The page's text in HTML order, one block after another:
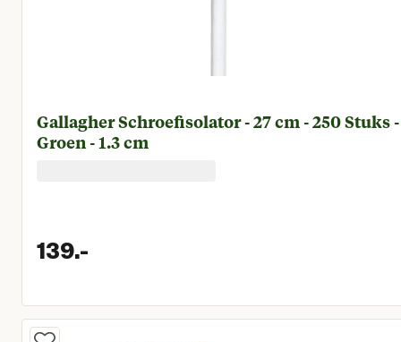
Gallagher Schroefisolator - 27 cm - 250 Stuks -
Groen - 1.3 cm
139.-
Huidige prijs € 139,00